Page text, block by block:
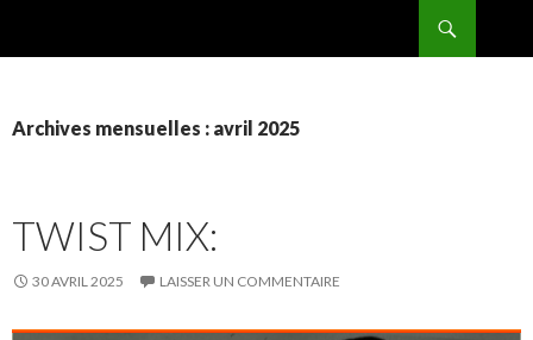
Archives mensuelles : avril 2025
TWIST MIX:
30 AVRIL 2025 LAISSER UN COMMENTAIRE